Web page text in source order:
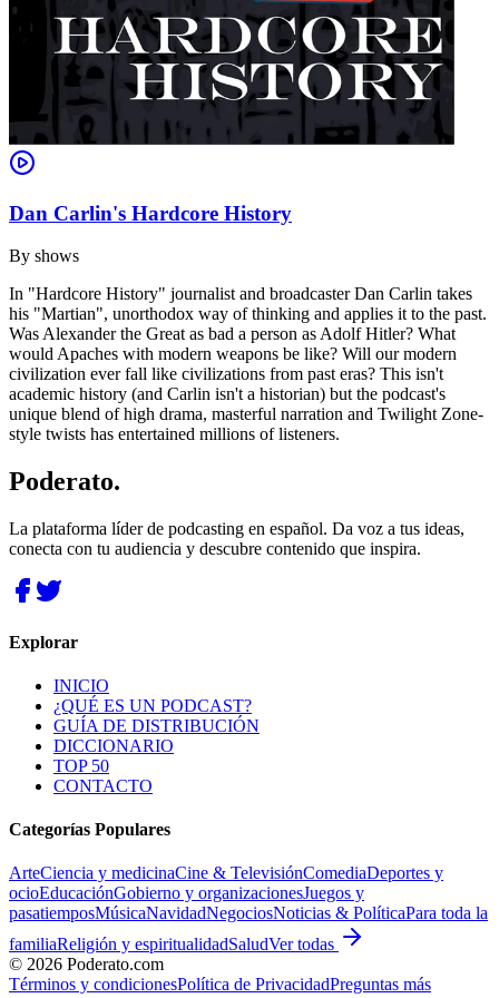
Dan Carlin's Hardcore History
By shows
In "Hardcore History" journalist and broadcaster Dan Carlin takes
his "Martian", unorthodox way of thinking and applies it to the past.
Was Alexander the Great as bad a person as Adolf Hitler? What
would Apaches with modern weapons be like? Will our modern
civilization ever fall like civilizations from past eras? This isn't
academic history (and Carlin isn't a historian) but the podcast's
unique blend of high drama, masterful narration and Twilight Zone-
style twists has entertained millions of listeners.
Poderato.
La plataforma líder de podcasting en español. Da voz a tus ideas,
conecta con tu audiencia y descubre contenido que inspira.
Explorar
INICIO
¿QUÉ ES UN PODCAST?
GUÍA DE DISTRIBUCIÓN
DICCIONARIO
TOP 50
CONTACTO
Categorías Populares
ArteCiencia y medicinaCine & TelevisiónComediaDeportes y
ocioEducaciónGobierno y organizacionesJuegos y
pasatiemposMúsicaNavidadNegociosNoticias & PolíticaPara toda la
familiaReligión y espiritualidadSaludVer todas
© 2026 Poderato.com
Términos y condicionesPolítica de PrivacidadPreguntas más